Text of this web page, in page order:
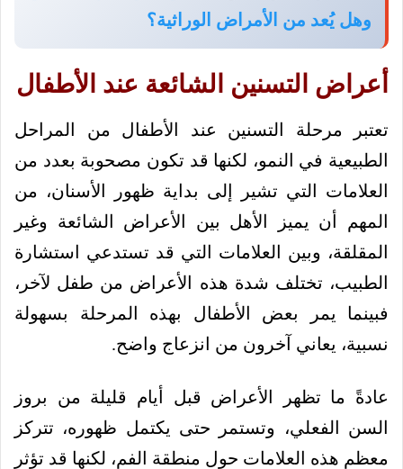
وهل يُعد من الأمراض الوراثية؟
أعراض التسنين الشائعة عند الأطفال
تعتبر مرحلة التسنين عند الأطفال من المراحل
الطبيعية في النمو، لكنها قد تكون مصحوبة بعدد من
العلامات التي تشير إلى بداية ظهور الأسنان، من
المهم أن يميز الأهل بين الأعراض الشائعة وغير
المقلقة، وبين العلامات التي قد تستدعي استشارة
الطبيب، تختلف شدة هذه الأعراض من طفل لآخر،
فبينما يمر بعض الأطفال بهذه المرحلة بسهولة
نسبية، يعاني آخرون من انزعاج واضح.
عادةً ما تظهر الأعراض قبل أيام قليلة من بروز
السن الفعلي، وتستمر حتى يكتمل ظهوره، تتركز
معظم هذه العلامات حول منطقة الفم، لكنها قد تؤثر